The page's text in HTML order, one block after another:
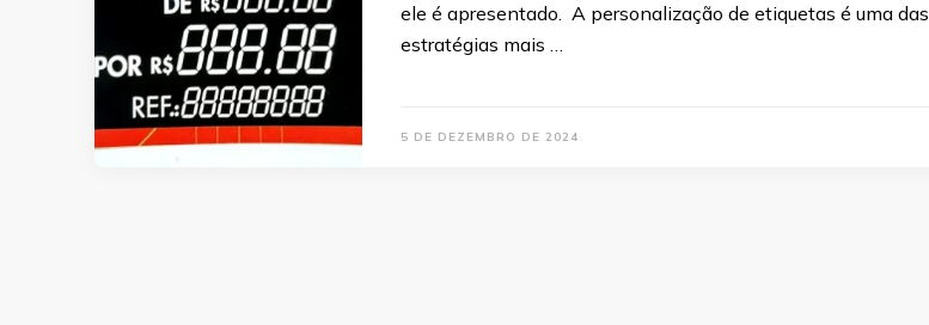
ele é apresentado. A personalização de etiquetas é uma das
estratégias mais …
5 DE DEZEMBRO DE 2024